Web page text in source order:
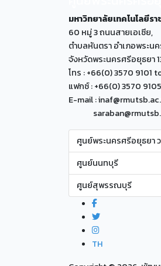
มหาวิทยาลัยเทคโนโลยี
60 หมู่ 3 ถนนสายเอเซีย,
ตำบลหันตรา อำเภอพระน
จังหวัดพระนครศรีอยุธยา
โทร : +66(0) 3570 9101
แฟกซ์ : +66(0) 3570 9105
E-mail :
ศูนย์พระนครศรีอยุธยา
ศูนย์นนทบุรี
ศูนย์สุพรรณบุรี
TH